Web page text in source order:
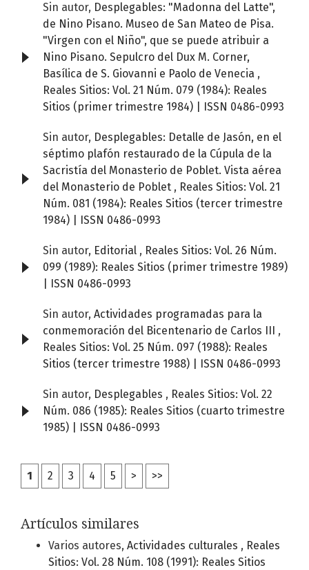
Sin autor, Desplegables: "Madonna del Latte",
de Nino Pisano. Museo de San Mateo de Pisa.
"Virgen con el Niño", que se puede atribuir a
Nino Pisano. Sepulcro del Dux M. Corner,
Basílica de S. Giovanni e Paolo de Venecia ,
Reales Sitios: Vol. 21 Núm. 079 (1984): Reales
Sitios (primer trimestre 1984) | ISSN 0486-0993
Sin autor, Desplegables: Detalle de Jasón, en el
séptimo plafón restaurado de la Cúpula de la
Sacristía del Monasterio de Poblet. Vista aérea
del Monasterio de Poblet , Reales Sitios: Vol. 21
Núm. 081 (1984): Reales Sitios (tercer trimestre
1984) | ISSN 0486-0993
Sin autor, Editorial , Reales Sitios: Vol. 26 Núm.
099 (1989): Reales Sitios (primer trimestre 1989)
| ISSN 0486-0993
Sin autor, Actividades programadas para la
conmemoración del Bicentenario de Carlos III ,
Reales Sitios: Vol. 25 Núm. 097 (1988): Reales
Sitios (tercer trimestre 1988) | ISSN 0486-0993
Sin autor, Desplegables , Reales Sitios: Vol. 22
Núm. 086 (1985): Reales Sitios (cuarto trimestre
1985) | ISSN 0486-0993
1 2 3 4 5 > >>
Artículos similares
Varios autores, Actividades culturales , Reales
Sitios: Vol. 28 Núm. 108 (1991): Reales Sitios